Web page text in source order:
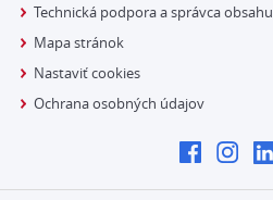
Technická podpora a správca obsahu
Mapa stránok
Nastaviť cookies
Ochrana osobných údajov